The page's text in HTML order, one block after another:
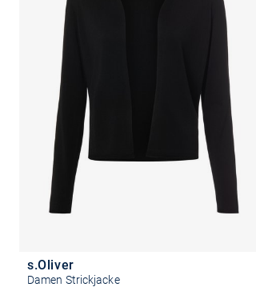
s.Oliver
Damen Strickjacke